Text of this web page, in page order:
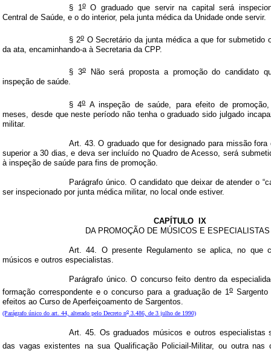
§ 1oO graduado que servir na capital será
Central de Saúde, e o do interior, pela junta médica da Unidade onde servir.
§ 2oO Secretário da junta médica a que for submetido
da ata, encaminhando-a à Secretaria da CPP.
§ 3oNão será proposta a promoção do candidato
inspeção de saúde.
§ 4oA inspeção de saúde, para efeito de
meses, desde que neste período não tenha o graduado sido julgado
militar.
Art. 43. O graduado que for designado para missão
superior a 30 dias, e deva ser incluído no Quadro de Acesso, será
à inspeção de saúde para fins de promoção.
Parágrafo único. O candidato que deixar de atender o
ser inspecionado por junta médica militar, no local onde estiver.
CAPÍTULO IX
DA PROMOÇÃO DE MÚSICOS E ESPECIALISTAS
Art. 44. O presente Regulamento se aplica, no que
músicos e outros especialistas.
Parágrafo único. O concurso feito dentro da
formação correspondente e o concurso para a graduação de 1o
efeitos ao Curso de Aperfeiçoamento de Sargentos.
(Parágrafo único do art. 44, alterado pelo Decreto no 3.486, de 3 julho de 1990)
Art. 45. Os graduados músicos e outros especialistas
das vagas existentes na sua Qualificação Policiail-Militar, ou outra nas